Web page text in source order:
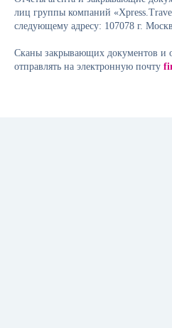
лиц группы компаний
следующему адресу: 107078 г.
Сканы закрывающих документов и
отправлять на электронную почту